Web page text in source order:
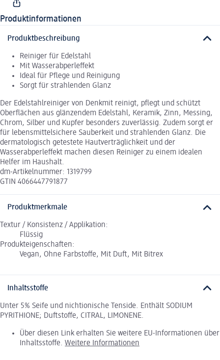
Produktinformationen
Produktbeschreibung
Reiniger für Edelstahl
Mit Wasserabperleffekt
Ideal für Pflege und Reinigung
Sorgt für strahlenden Glanz
Der Edelstahlreiniger von Denkmit reinigt, pflegt und schützt
Oberflächen aus glänzendem Edelstahl, Keramik, Zinn, Messing,
Chrom, Silber und Kupfer besonders zuverlässig. Zudem sorgt er
für lebensmittelsichere Sauberkeit und strahlenden Glanz. Die
dermatologisch getestete Hautverträglichkeit und der
Wasserabperleffekt machen diesen Reiniger zu einem idealen
Helfer im Haushalt.
dm-Artikelnummer: 1319799
GTIN 4066447791877
Produktmerkmale
Textur / Konsistenz / Applikation:
Flüssig
Produkteigenschaften:
Vegan, Ohne Farbstoffe, Mit Duft, Mit Bitrex
Inhaltsstoffe
Unter 5% Seife und nichtionische Tenside. Enthält SODIUM
PYRITHIONE; Duftstoffe, CITRAL, LIMONENE.
Über diesen Link erhalten Sie weitere EU-Informationen über
Inhaltsstoffe. Weitere Informationen